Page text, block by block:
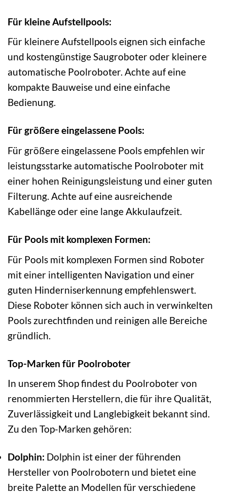
Für kleine Aufstellpools:
Für kleinere Aufstellpools eignen sich einfache
und kostengünstige Saugroboter oder kleinere
automatische Poolroboter. Achte auf eine
kompakte Bauweise und eine einfache
Bedienung.
Für größere eingelassene Pools:
Für größere eingelassene Pools empfehlen wir
leistungsstarke automatische Poolroboter mit
einer hohen Reinigungsleistung und einer guten
Filterung. Achte auf eine ausreichende
Kabellänge oder eine lange Akkulaufzeit.
Für Pools mit komplexen Formen:
Für Pools mit komplexen Formen sind Roboter
mit einer intelligenten Navigation und einer
guten Hinderniserkennung empfehlenswert.
Diese Roboter können sich auch in verwinkelten
Pools zurechtfinden und reinigen alle Bereiche
gründlich.
Top-Marken für Poolroboter
In unserem Shop findest du Poolroboter von
renommierten Herstellern, die für ihre Qualität,
Zuverlässigkeit und Langlebigkeit bekannt sind.
Zu den Top-Marken gehören:
Dolphin: Dolphin ist einer der führenden
Hersteller von Poolrobotern und bietet eine
breite Palette an Modellen für verschiedene